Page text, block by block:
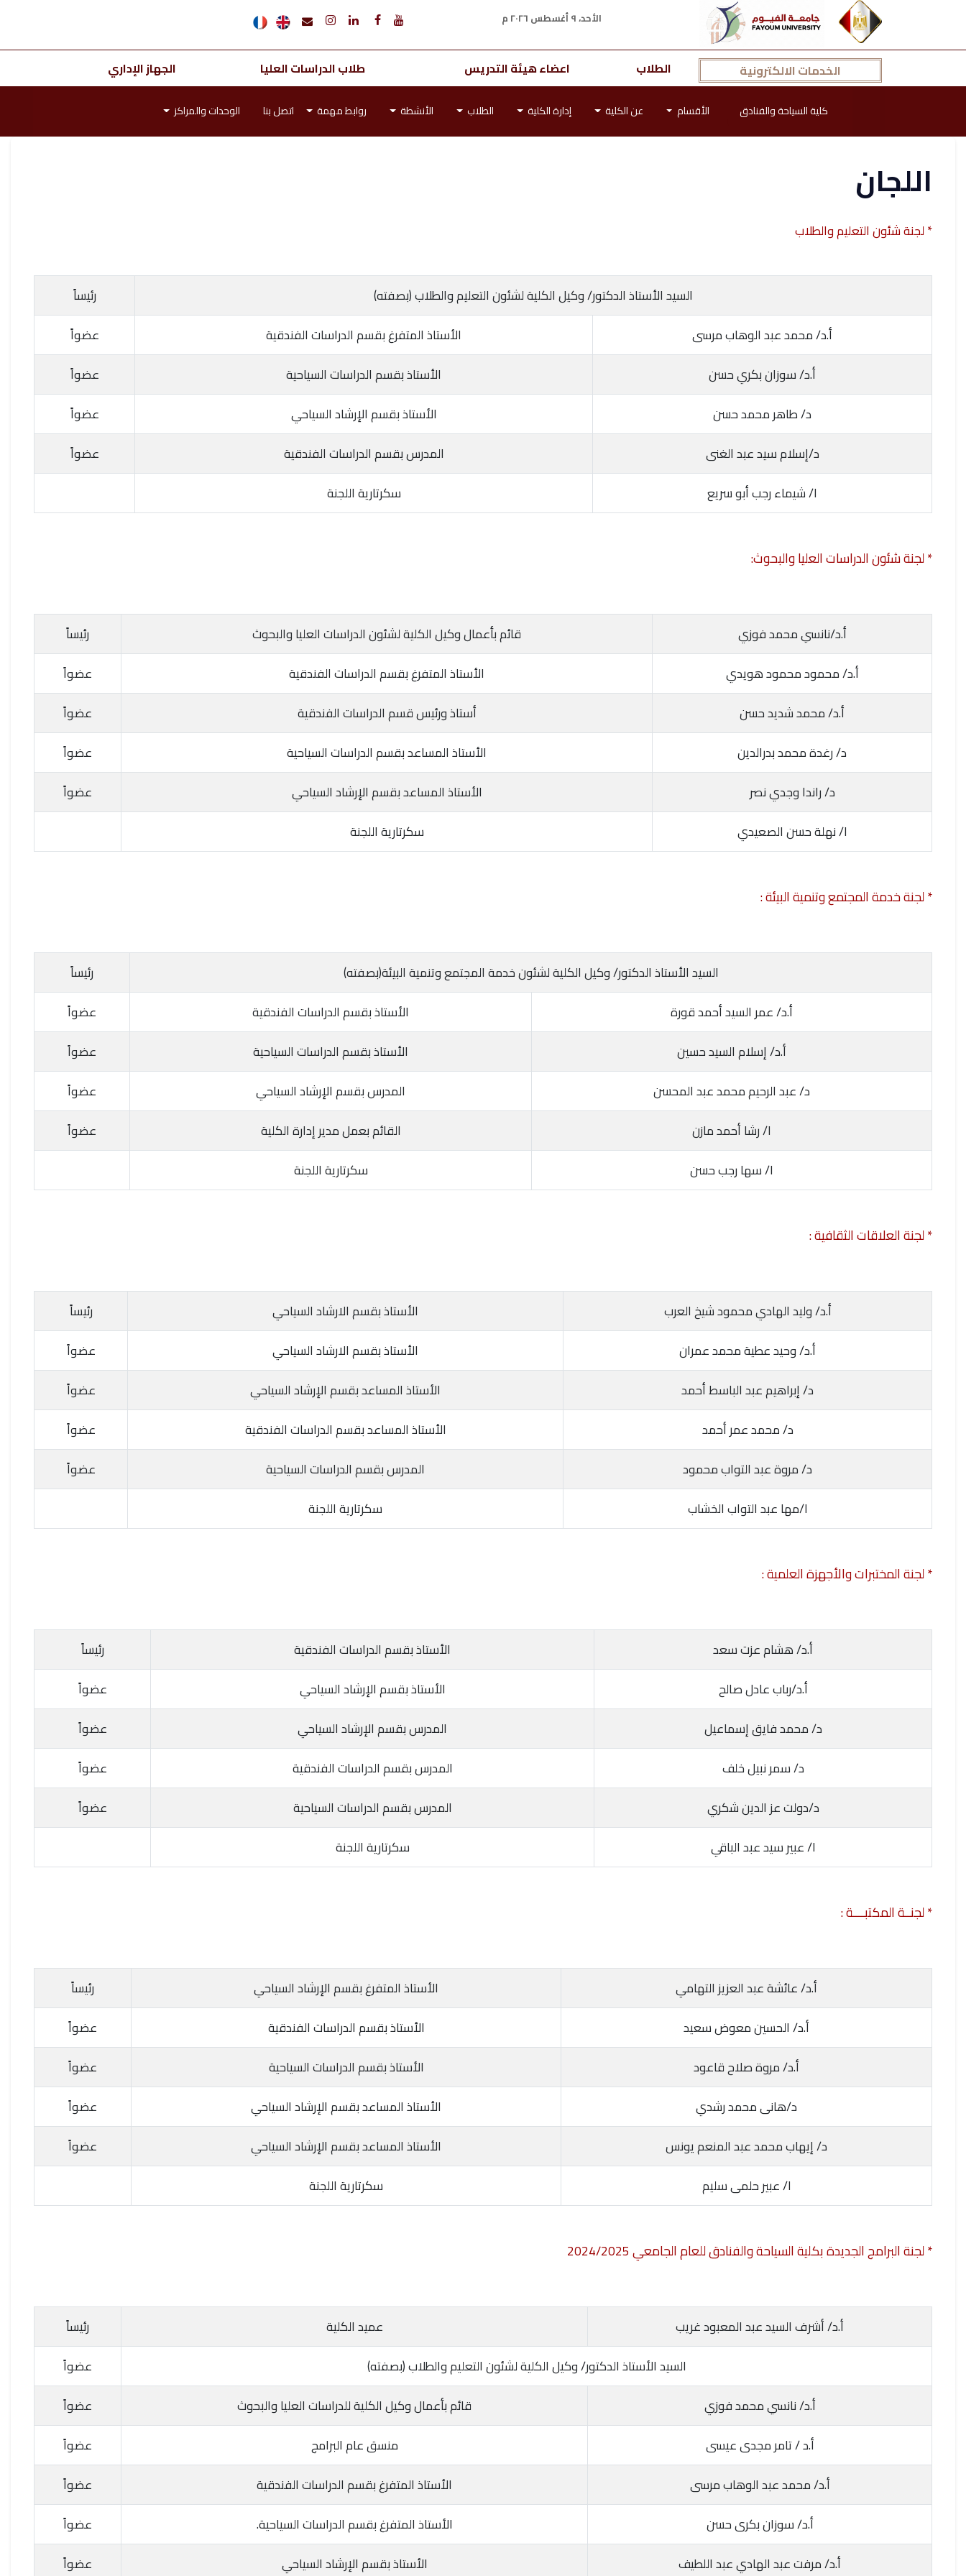
الأحد، ٩ أغسطس ٢٠٢٦ م
الخدمات الالكترونية الطلاب اعضاء هيئة التدريس طلاب الدراسات العليا الجهاز الإداري
كلية السياحة والفنادق الأقسام عن الكلية إدارة الكلية الطلاب الأنشطة روابط مهمة اتصل بنا الوحدات والمراكز
اللجان
* لجنة شئون التعليم والطلاب
السيد الأستاذ الدكتور/ وكيل الكلية لشئون التعليم والطلاب (بصفته)
رئيساً
أ.د/ محمد عبد الوهاب مرسى
الأستاذ المتفرغ بقسم الدراسات الفندقية
عضواً
أ.د/ سوزان بكري حسن
الأستاذ بقسم الدراسات السياحية
عضواً
د/ طاهر محمد حسن
الأستاذ بقسم الإرشاد السياحي
عضواً
د/إسلام سيد عبد الغنى
المدرس بقسم الدراسات الفندقية
عضواً
ا/ شيماء رجب أبو سريع
سكرتارية اللجنة
* لجنة شئون الدراسات العليا والبحوث:
أ.د/نانسي محمد فوزي قائم بأعمال وكيل الكلية لشئون الدراسات العليا والبحوث
رئيساً
أ.د/ محمود محمود هويدي
الأستاذ المتفرغ بقسم الدراسات الفندقية
عضواً
أ.د/ محمد شديد حسن
أستاذ ورئيس قسم الدراسات الفندقية
عضواً
د/ رغدة محمد بدرالدين
الأستاذ المساعد بقسم الدراسات السياحية
عضواً
د/ راندا وجدي نصر
الأستاذ المساعد بقسم الإرشاد السياحي
عضواً
ا/ نهلة حسن الصعيدي
سكرتارية اللجنة
* لجنة خدمة المجتمع وتنمية البيئة :
السيد الأستاذ الدكتور/ وكيل الكلية لشئون خدمة المجتمع وتنمية البيئة(بصفته)
رئيساً
أ.د/ عمر السيد أحمد قورة
الأستاذ بقسم الدراسات الفندقية
عضواً
أ.د/ إسلام السيد حسين
الأستاذ بقسم الدراسات السياحية
عضواً
د/ عبد الرحيم محمد عبد المحسن
المدرس بقسم الإرشاد السياحي
عضواً
ا/ رشا أحمد مازن
القائم بعمل مدير إدارة الكلية
عضواً
ا/ سها رجب حسن
سكرتارية اللجنة
* لجنة العلاقات الثقافية :
أ.د/ وليد الهادي محمود شيخ العرب الأستاذ بقسم الارشاد السياحي
رئيساً
أ.د/ وحيد عطية محمد عمران
الأستاذ بقسم الارشاد السياحي
عضواً
د/ إبراهيم عبد الباسط أحمد
الأستاذ المساعد بقسم الإرشاد السياحي
عضواً
د/ محمد عمر أحمد
الأستاذ المساعد بقسم الدراسات الفندقية
عضواً
د/ مروة عبد التواب محمود
المدرس بقسم الدراسات السياحية
عضواً
ا/مها عبد التواب الخشاب
سكرتارية اللجنة
* لجنة المختبرات والأجهزة العلمية :
أ.د/ هشام عزت سعد الأستاذ بقسم الدراسات الفندقية
رئيساً
أ.د/رباب عادل صالح
الأستاذ بقسم الإرشاد السياحي
عضواً
د/ محمد فايق إسماعيل
المدرس بقسم الإرشاد السياحي
عضواً
د/ سمر نبيل خلف
المدرس بقسم الدراسات الفندقية
عضواً
د/دولت عز الدين شكري
المدرس بقسم الدراسات السياحية
عضواً
ا/ عبير سيد عبد الباقي
سكرتارية اللجنة
* لجنــة المكتبــــة :
أ.د/ عائشة عبد العزيز التهامي الأستاذ المتفرغ بقسم الإرشاد السياحي
رئيساً
أ.د/ الحسين معوض سعيد
الأستاذ بقسم الدراسات الفندقية
عضواً
أ.د/ مروة صلاح قاعود
الأستاذ بقسم الدراسات السياحية
عضواً
د/هانى محمد رشدي
الأستاذ المساعد بقسم الإرشاد السياحي
عضواً
د/ إيهاب محمد عبد المنعم يونس
الأستاذ المساعد بقسم الإرشاد السياحي
عضواً
ا/ عبير حلمى سليم
سكرتارية اللجنة
* لجنة البرامج الجديدة بكلية السياحة والفنادق للعام الجامعي 2024/2025
أ.د/ أشرف السيد عبد المعبود غريب عميد الكلية
رئيساً
السيد الأستاذ الدكتور/ وكيل الكلية لشئون التعليم والطلاب (بصفته)
عضواً
أ.د/ نانسي محمد فوزي
قائم بأعمال وكيل الكلية للدراسات العليا والبحوث
عضواً
أ.د / تامر مجدى عيسى
منسق عام البرامج
عضواً
أ.د/ محمد عبد الوهاب مرسى
الأستاذ المتفرغ بقسم الدراسات الفندقية
عضواً
أ.د/ سوزان بكرى حسن
الأستاذ المتفرغ بقسم الدراسات السياحية.
عضواً
أ.د/ مرفت عبد الهادي عبد اللطيف
الأستاذ بقسم الإرشاد السياحي عضواً